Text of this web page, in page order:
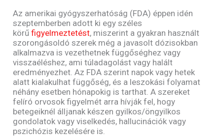
Az amerikai gyógyszerhatóság (FDA) éppen idén
szeptemberben adott ki egy széles
körűfigyelmeztetést, miszerint a gyakran használt
szorongásoldó szerek még a javasolt dózisokban
alkalmazva is vezethetnek függőséghez vagy
visszaéléshez, ami túladagolást vagy halált
eredményezhet. Az FDA szerint napok vagy hetek
alatt kialakulhat függőség, és a leszokási folyamat
néhány esetben hónapokig is tarthat. A szereket
felíró orvosok figyelmét arra hívják fel, hogy
betegeiknél álljanak készen gyilkos/öngyilkos
gondolatok vagy viselkedés, hallucinációk vagy
pszichózis kezelésére is.